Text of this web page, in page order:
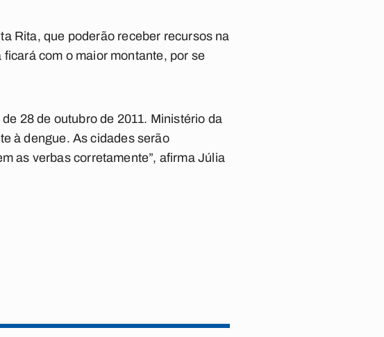
Rita, que poderão receber recursos na
com o maior montante, por se
28 de outubro de 2011. Ministério da
à dengue. As cidades serão
as verbas corretamente”, afirma Júlia